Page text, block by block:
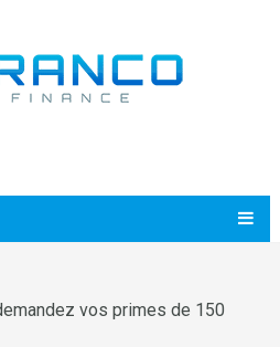
vos primes de 150